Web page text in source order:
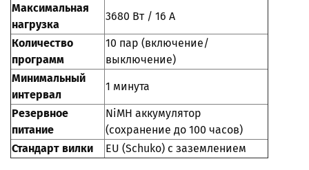
Максимальная
нагрузка
3680 Вт / 16 А
Количество
программ
10 пар (включение/
выключение)
Минимальный
интервал
1 минута
Резервное
питание
NiMH аккумулятор
(сохранение до 100 часов)
Стандарт вилки
EU (Schuko) с заземлением